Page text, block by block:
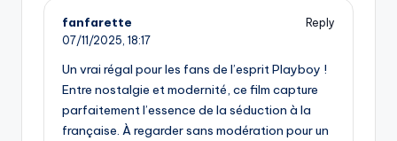
fanfarette
Reply
07/11/2025, 18:17
Un vrai régal pour les fans de l’esprit Playboy !
Entre nostalgie et modernité, ce film capture
parfaitement l’essence de la séduction à la
française. À regarder sans modération pour un